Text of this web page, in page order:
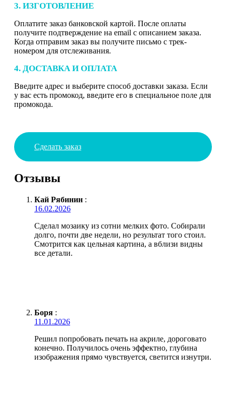
3. ИЗГОТОВЛЕНИЕ
Оплатите заказ банковской картой. После оплаты
получите подтверждение на email с описанием заказа.
Когда отправим заказ вы получите письмо с трек-
номером для отслеживания.
4. ДОСТАВКА И ОПЛАТА
Введите адрес и выберите способ доставки заказа. Если
у вас есть промокод, введите его в специальное поле для
промокода.
Сделать заказ
Отзывы
Кай Рябинин :
16.02.2026
Сделал мозаику из сотни мелких фото. Собирали
долго, почти две недели, но результат того стоил.
Смотрится как цельная картина, а вблизи видны
все детали.
Боря :
11.01.2026
Решил попробовать печать на акриле, дороговато
конечно. Получилось очень эффектно, глубина
изображения прямо чувствуется, светится изнутри.